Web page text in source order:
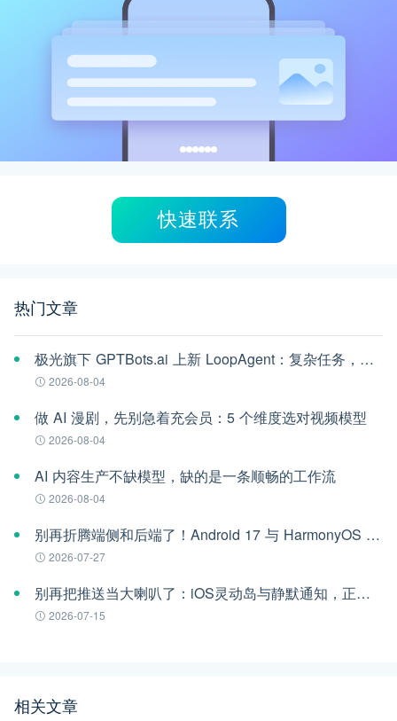
快速联系
热门文章
极光旗下 GPTBots.ai 上新 LoopAgent：复杂任务，交给 AI 一口气跑完
2026-08-04
做 AI 漫剧，先别急着充会员：5 个维度选对视频模型
2026-08-04
AI 内容生产不缺模型，缺的是一条顺畅的工作流
2026-08-04
别再折腾端侧和后端了！Android 17 与 HarmonyOS 6 时代的跨平台推送指南
2026-07-27
别再把推送当大喇叭了：iOS灵动岛与静默通知，正在重构App的留存法则
2026-07-15
相关文章